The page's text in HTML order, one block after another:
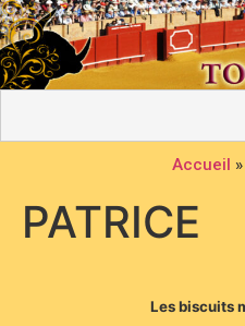
Accueil »
PATRICE
Les biscuits